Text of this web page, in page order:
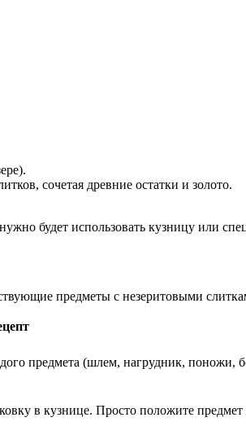
сочетая древние остатки и золото.
будет использовать кузницу или
предметы с незеритовыми
предмета (шлем, нагрудник, поножи,
в кузнице. Просто положите